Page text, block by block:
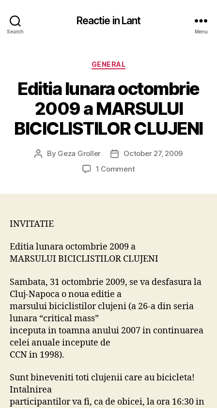
Search
Reactie in Lant
Menu
Categories
GENERAL
Editia lunara octombrie
2009 a MARSULUI
BICICLISTILOR CLUJENI
Post
By Geza Groller
PostOctober 27, 2009
1 Commenton
BICICLISTILOR
CLUJENI
INVITATIE
Editia lunara octombrie 2009 a
MARSULUI BICICLISTILOR CLUJENI
Sambata, 31 octombrie 2009, se va desfasura la
Cluj-Napoca o noua editie a
marsuluibiciclistilorclujeni (a 26-a din seria
lunara “critical mass”
inceputa in toamna anului 2007 in continuarea
celei anuale incepute de
CCN in 1998).
Sunt bineveniti toti clujenii care au bicicleta!
Intalnirea
participantilor va fi, ca de obicei, la ora 16:30 in